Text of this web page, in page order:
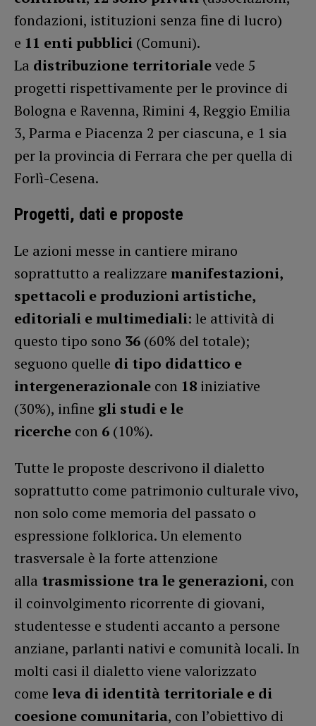
fondazioni, istituzioni senza fine di lucro)
e 11 enti pubblici (Comuni).
La distribuzione territorialevede 5
progetti rispettivamente per le province di
Bologna e Ravenna, Rimini 4, Reggio Emilia
3, Parma e Piacenza 2 per ciascuna, e 1 sia
per la provincia di Ferrara che per quella di
Forlì-Cesena.
Progetti, dati e proposte
Le azioni messe in cantiere mirano
soprattutto a realizzare manifestazioni,
spettacoli e produzioni artistiche,
editoriali e multimediali: le attività di
questo tipo sono 36 (60% del totale);
seguono quelle di tipo didattico e
intergenerazionale con 18 iniziative
(30%), infine gli studi e le
ricerche con 6 (10%).
Tutte le proposte descrivono il dialetto
soprattutto come patrimonio culturale vivo,
non solo come memoria del passato o
espressione folklorica. Un elemento
trasversale è la forte attenzione
alla trasmissione tra le generazioni, con
il coinvolgimento ricorrente di giovani,
studentesse e studenti accanto a persone
anziane, parlanti nativi e comunità locali. In
molti casi il dialetto viene valorizzato
come leva di identità territoriale e di
coesione comunitaria, con l’obiettivo di